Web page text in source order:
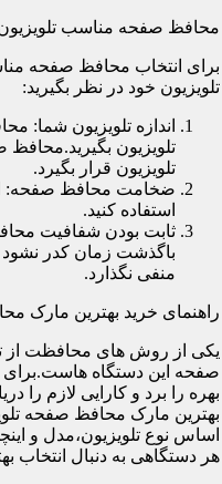
محافظ صفحه مناسب
برای انتخاب محافظ صفحه
تلویزیون خود در نظر بگیرید:
اندازه تلویزیون شما:
تلویزیون
تلویزیون قرار بگیرد.
ضخامت محافظ صفحه:
استفاده کنید.
ثابت بودن شفافیت
باگذشت زمان کدر نشود
منفی نگذارد.
راهنمای خرید بهترین مارک
یکی از روش های محافظت از
صفحه این دستگاه هاست.برای
بهره را برد و کارایی لازم را
بهترین مارک محافظ صفحه
اساس نوع تلویزیون،مدل و
هر دستگاهی به دنبال انتخاب